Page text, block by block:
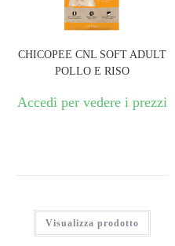
CHICOPEE CNL SOFT ADULT
POLLO E RISO
Accedi per vedere i prezzi
Visualizza prodotto